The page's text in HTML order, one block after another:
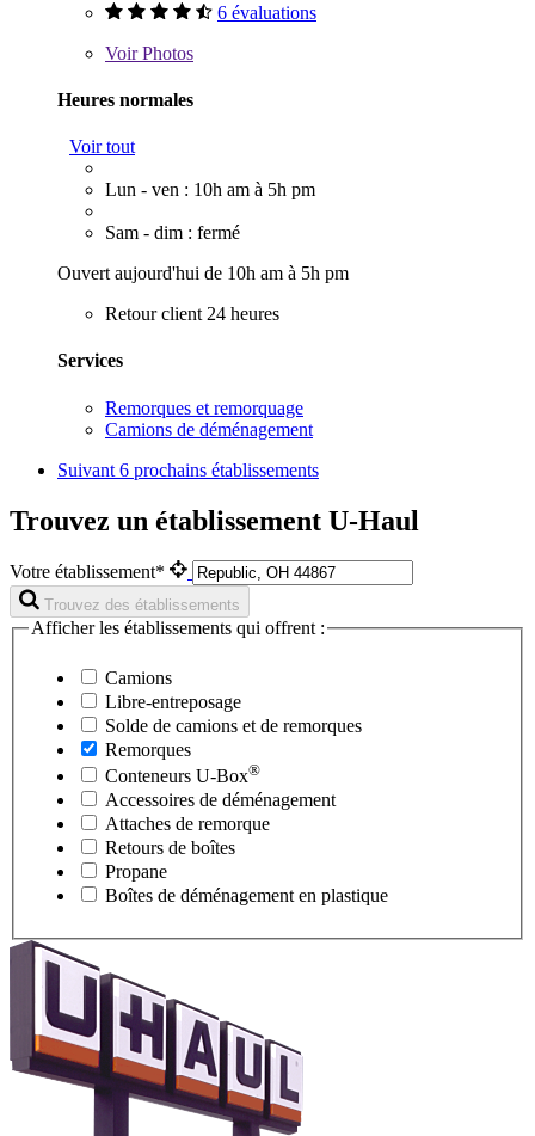
6 évaluations
VoirPhotos
Heures normales
Voir tout
Lun - ven : 10h am à 5h pm
Sam - dim : fermé
Ouvert aujourd'hui de 10h am à 5h pm
Retour client 24 heures
Services
Remorques et remorquage
Camions de déménagement
Suivant 6 prochains établissements
Trouvez un établissement U-Haul
Votre établissement*
Trouvez des établissements
Afficher les établissements qui offrent :
Camions
Libre-entreposage
Solde de camions et de remorques
Remorques
Conteneurs U-Box®
Accessoires de déménagement
Attaches de remorque
Retours de boîtes
Propane
Boîtes de déménagement en plastique